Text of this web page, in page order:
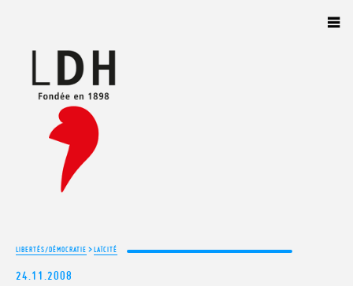
LIBERTÉS/DÉMOCRATIE >LAÏCITÉ
24.11.2008